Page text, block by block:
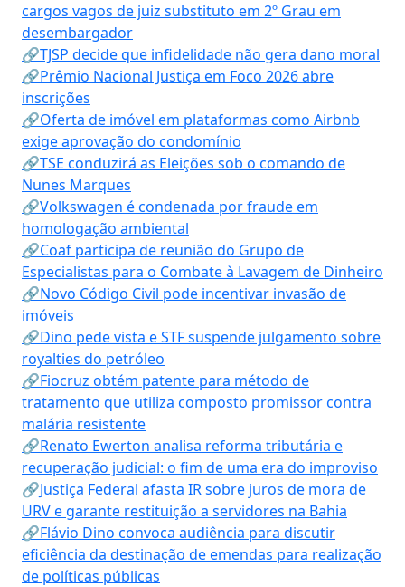
cargos vagos de juiz substituto em 2º Grau em
desembargador
🔗TJSP decide que infidelidade não gera dano moral
🔗Prêmio Nacional Justiça em Foco 2026 abre
inscrições
🔗Oferta de imóvel em plataformas como Airbnb
exige aprovação do condomínio
🔗TSE conduzirá as Eleições sob o comando de
Nunes Marques
🔗Volkswagen é condenada por fraude em
homologação ambiental
🔗Coaf participa de reunião do Grupo de
Especialistas para o Combate à Lavagem de Dinheiro
🔗Novo Código Civil pode incentivar invasão de
imóveis
🔗Dino pede vista e STF suspende julgamento sobre
royalties do petróleo
🔗Fiocruz obtém patente para método de
tratamento que utiliza composto promissor contra
malária resistente
🔗Renato Ewerton analisa reforma tributária e
recuperação judicial: o fim de uma era do improviso
🔗Justiça Federal afasta IR sobre juros de mora de
URV e garante restituição a servidores na Bahia
🔗Flávio Dino convoca audiência para discutir
eficiência da destinação de emendas para realização
de políticas públicas